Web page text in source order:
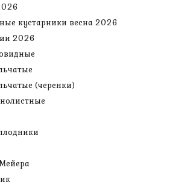
кустарники весна 2026
2026
(черенки)